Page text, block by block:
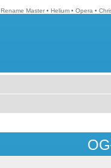
Rename Master • Helium • Opera •